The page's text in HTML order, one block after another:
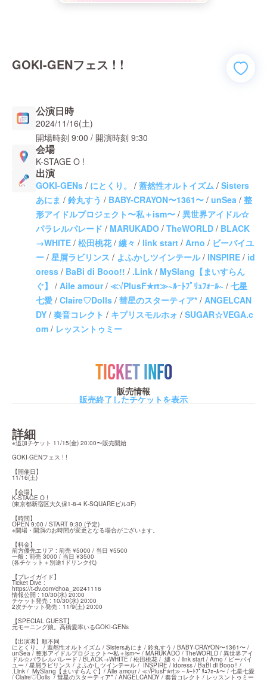
GOKI-GENフェス ! !
公演日時
2024/11/16(土)
開場時刻 9:00 / 開演時刻 9:30
会場
K-STAGE O !
出演
GOKI-GENs / にとくり。 / 蓋然性オルトイズム / Sisters
あにま / 鈴丸すう / BABY-CRAYON〜1361〜 / unSea / 整
形アイドルプロジェクト〜私＋ism〜 / 異世界アイドル☆
パラレルパレード / MARUKADO / TheWORLD / BLACK
→WHITE / 松田桃花/ 縷々 / link start / Arno / ビーバイユ
ー / 星屑ラビリンス / よふかしツインテール/ INSPIRE / id
oress / BaBi di Booo!! / .Link / MySlang【まいすらん
ぐ】 / Aile amour/ ≪√PlusF✯rt≫~ﾙｰﾄﾌﾟﾘｭﾌｫｰﾙ~ / 七星
七愛 / Claire♡Dolls / 彗星のスターティア* / ANGELCAN
DY / 奏音コレクト / キプリスモルホォ / SUGAR☆VEGA.­c
om / レッスントゥミー
TICKET INFO
販売情報
販売終了したチケットを表示
詳細
※追加チケット 11/15(金) 20:00〜販売開始
GOKI-GENフェス ! !
【開催日】
11/16(土)
【会場】
K-STAGE O !
(東京都新宿区大久保1-8-4 K-SQUAREビル3F)
【時間】
OPEN 9:00 / START 9:30 (予定)
※開場・開演のお時間が変更となる場合がございます。
【料金】
前方優先エリア : 前売 ¥5000 / 当日 ¥5500
一般 : 前売 3000 / 当日 ¥3500
(各チケット＋別途1ドリンク代)
【プレイガイド】
https://t-dv.com/choa_20241116
情報公開 : 10/30(水) 20:00
チケット発売 : 10/30(水) 20:00
2次チケット発売 : 11/9(土) 20:00
【SPECIAL GUEST】
元モーニング娘。高橋愛率いるGOKI-GENs
【出演者】順不同
にとくり。 / 蓋然性オルトイズム / Sistersあにま / 鈴丸すう / BABY-CRAYON〜1361〜 /
unSea / 整形アイドルプロジェクト〜私＋ism〜 / MARUKADO / TheWORLD / 異世界アイ
ドル☆パラレルパレード / BLACK→WHITE / 松田桃花 /  縷々 / link start / Arno / ビーバイ
ユー / 星屑ラビリンス / よふかしツインテール /  INSPIRE / idoress / BaBi di Booo!! /
.Link /  MySlang【まいすらんぐ】/ Aile amour / ≪√PlusF✯rt≫～ﾙｰﾄﾌﾟﾘｭﾌｫｰﾙ～ / 七星七愛
/ Claire♡Dolls  / 彗星のスターティア* / ANGELCANDY / 奏音コレクト / レッスントゥミー